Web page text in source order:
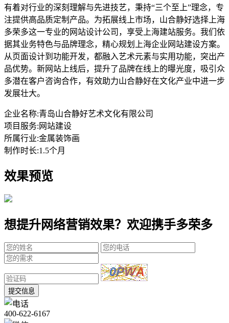
有着对行业的深刻理解与先进技艺，秉持“三个至上”理念，专
注提供高品质定制产品。为拓展线上市场，山合静好选择上海
多荣多这一专业的网站设计公司，享受上海建站服务。我们依
据其业务特色与品牌理念，精心规划上海企业网站建设方案。
从页面设计到功能开发，都融入艺术元素与实用功能，突出产
品优势。新网站上线后，提升了品牌在线上的曝光度，吸引众
多潜在客户咨询合作，有效助力山合静好在文化产业中进一步
发展壮大。
企业名称:青岛山合静好艺术文化有限公司
项目服务: 网站建设
所属行业:金属装饰画
制作时长:1.5个月
效果预览
想提升网络营销效果？欢迎携手多荣多
提交信息
400-622-6167